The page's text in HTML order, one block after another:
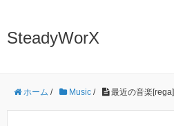
SteadyWorX
ホーム / Music / 最近の音楽[rega]